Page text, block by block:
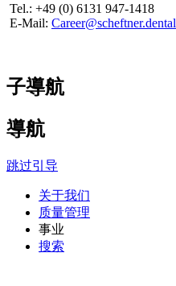
Tel.: +49 (0) 6131 947-1418
E-Mail: Career@scheftner.dental
子導航
導航
跳过引导
关于我们
质量管理
事业
搜索